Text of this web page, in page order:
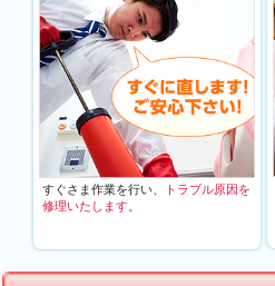
すぐさま作業を行い、
トラブル原因を
修理いたします。